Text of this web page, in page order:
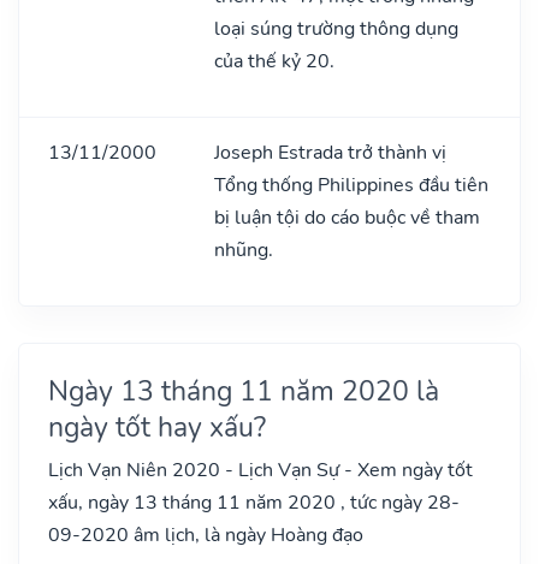
loại súng trường thông dụng
của thế kỷ 20.
13/11/2000
Joseph Estrada trở thành vị
Tổng thống Philippines đầu tiên
bị luận tội do cáo buộc về tham
nhũng.
Ngày 13 tháng 11 năm 2020 là
ngày tốt hay xấu?
Lịch Vạn Niên 2020 - Lịch Vạn Sự - Xem ngày tốt
xấu, ngày 13 tháng 11 năm 2020 , tức ngày 28-
09-2020 âm lịch, là ngày Hoàng đạo